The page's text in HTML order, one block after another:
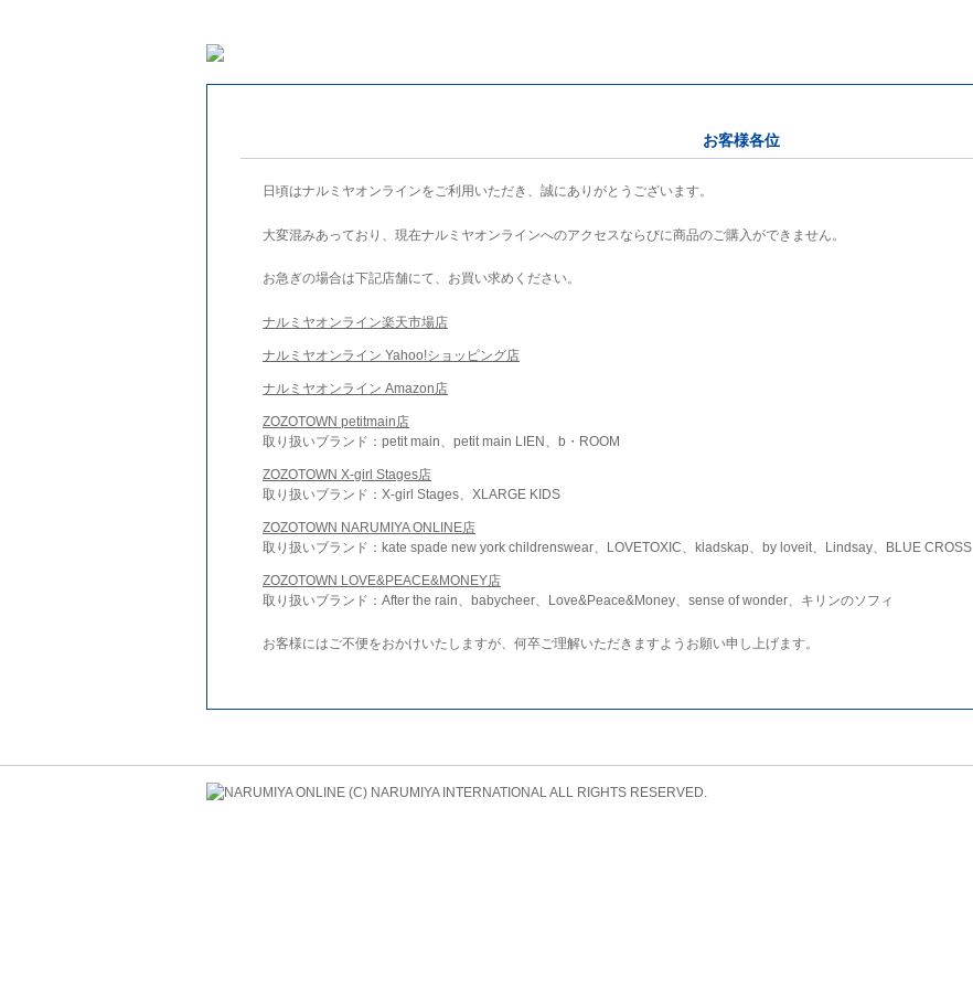
お客様各位
日頃はナルミヤオンラインをご利用いただき、誠にありがとうございます。
大変混みあっており、現在ナルミヤオンラインへのアクセスならびに商品のご購入ができません。
お急ぎの場合は下記店舗にて、お買い求めください。
ナルミヤオンライン楽天市場店
ナルミヤオンライン Yahoo!ショッピング店
ナルミヤオンライン Amazon店
ZOZOTOWN petitmain店
取り扱いブランド：petit main、petit main LIEN、b・ROOM
ZOZOTOWN X-girl Stages店
取り扱いブランド：X-girl Stages、XLARGE KIDS
ZOZOTOWN NARUMIYA ONLINE店
取り扱いブランド：kate spade new york childrenswear、LOVETOXIC、kladskap、by loveit、Lindsay、BLUE CROSS
ZOZOTOWN LOVE&PEACE&MONEY店
取り扱いブランド：After the rain、babycheer、Love&Peace&Money、sense of wonder、キリンのソフィ
お客様にはご不便をおかけいたしますが、何卒ご理解いただきますようお願い申し上げます。